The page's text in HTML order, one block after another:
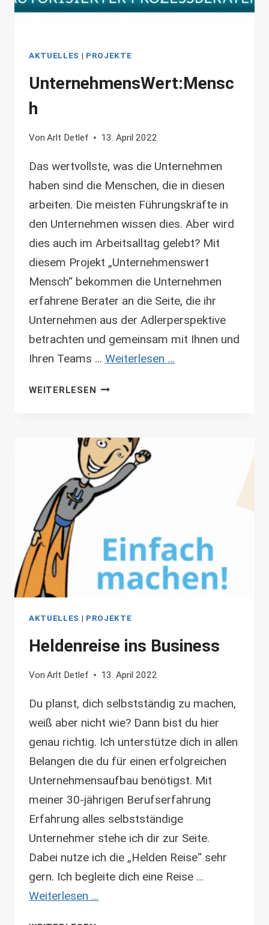
AKTUELLES | PROJEKTE
UnternehmensWert:Mensc
h
Von Arlt Detlef 13. April 2022
Das wertvollste, was die Unternehmen
haben sind die Menschen, die in diesen
arbeiten. Die meisten Führungskräfte in
den Unternehmen wissen dies. Aber wird
dies auch im Arbeitsalltag gelebt? Mit
diesem Projekt „Unternehmenswert
Mensch“ bekommen die Unternehmen
erfahrene Berater an die Seite, die ihr
Unternehmen aus der Adlerperspektive
betrachten und gemeinsam mit Ihnen und
Ihren Teams … Weiterlesen …
WEITERLESEN UNTERNEHMENSWERT:MENSCH
AKTUELLES | PROJEKTE
Heldenreise ins Business
Von Arlt Detlef 13. April 2022
Du planst, dich selbstständig zu machen,
weiß aber nicht wie? Dann bist du hier
genau richtig. Ich unterstütze dich in allen
Belangen die du für einen erfolgreichen
Unternehmensaufbau benötigst. Mit
meiner 30-jährigen Berufserfahrung
Erfahrung alles selbstständige
Unternehmer stehe ich dir zur Seite.
Dabei nutze ich die „Helden Reise“ sehr
gern. Ich begleite dich eine Reise …
Weiterlesen …